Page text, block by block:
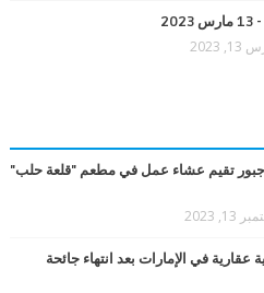
2023
جبور تقيم عشاء عمل في مطعم "قلعة حلب"
2023
عقارية في الإمارات بعد انتهاء جائحة